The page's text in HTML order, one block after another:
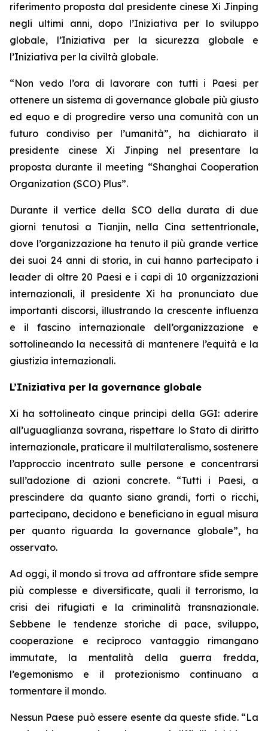
riferimento proposta dal presidente cinese Xi Jinping
negli ultimi anni, dopo l’Iniziativa per lo sviluppo
globale, l’Iniziativa per la sicurezza globale e
l’Iniziativa per la civiltà globale.
“Non vedo l’ora di lavorare con tutti i Paesi per
ottenere un sistema di governance globale più giusto
ed equo e di progredire verso una comunità con un
futuro condiviso per l’umanità”, ha dichiarato il
presidente cinese Xi Jinping nel presentare la
proposta durante il meeting “Shanghai Cooperation
Organization (SCO) Plus”.
Durante il vertice della SCO della durata di due
giorni tenutosi a Tianjin, nella Cina settentrionale,
dove l’organizzazione ha tenuto il più grande vertice
dei suoi 24 anni di storia, in cui hanno partecipato i
leader di oltre 20 Paesi e i capi di 10 organizzazioni
internazionali, il presidente Xi ha pronunciato due
importanti discorsi, illustrando la crescente influenza
e il fascino internazionale dell’organizzazione e
sottolineando la necessità di mantenere l’equità e la
giustizia internazionali.
L’Iniziativa per la governance globale
Xi ha sottolineato cinque principi della GGI: aderire
all’uguaglianza sovrana, rispettare lo Stato di diritto
internazionale, praticare il multilateralismo, sostenere
l’approccio incentrato sulle persone e concentrarsi
sull’adozione di azioni concrete. “Tutti i Paesi, a
prescindere da quanto siano grandi, forti o ricchi,
partecipano, decidono e beneficiano in egual misura
per quanto riguarda la governance globale”, ha
osservato.
Ad oggi, il mondo si trova ad affrontare sfide sempre
più complesse e diversificate, quali il terrorismo, la
crisi dei rifugiati e la criminalità transnazionale.
Sebbene le tendenze storiche di pace, sviluppo,
cooperazione e reciproco vantaggio rimangano
immutate, la mentalità della guerra fredda,
l’egemonismo e il protezionismo continuano a
tormentare il mondo.
Nessun Paese può essere esente da queste sfide. “La